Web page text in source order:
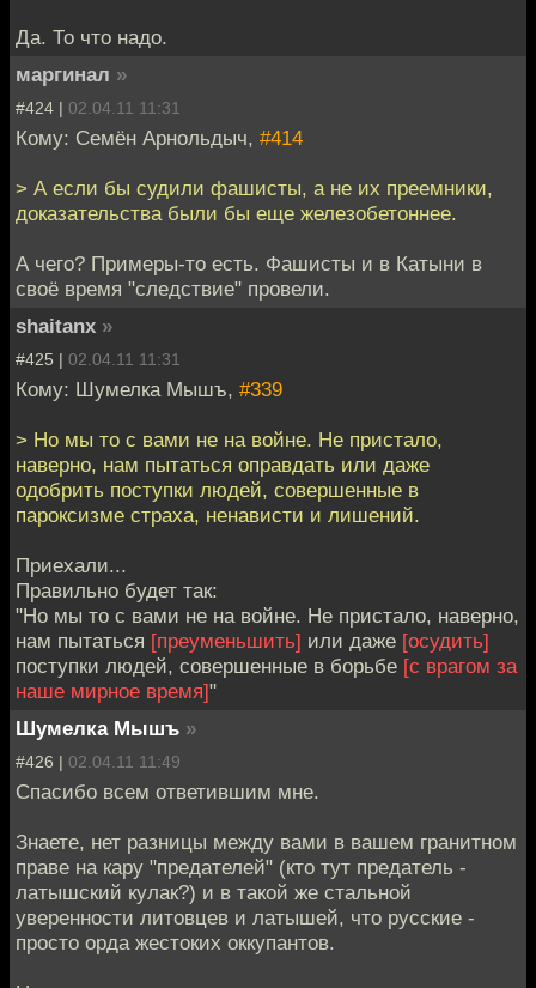
Да. То что надо.
маргинал »
#424 | 02.04.11 11:31
Кому: Семён Арнольдыч, #414
> А если бы судили фашисты, а не их преемники,
доказательства были бы еще железобетоннее.
А чего? Примеры-то есть. Фашисты и в Катыни в
своё время "следствие" провели.
shaitanx »
#425 | 02.04.11 11:31
Кому: Шумелка Мышъ, #339
> Но мы то с вами не на войне. Не пристало,
наверно, нам пытаться оправдать или даже
одобрить поступки людей, совершенные в
пароксизме страха, ненависти и лишений.
Приехали...
Правильно будет так:
"Но мы то с вами не на войне. Не пристало, наверно,
нам пытаться [преуменьшить] или даже [осудить]
поступки людей, совершенные в борьбе [с врагом за
наше мирное время]"
Шумелка Мышъ »
#426 | 02.04.11 11:49
Спасибо всем ответившим мне.
Знаете, нет разницы между вами в вашем гранитном
праве на кару "предателей" (кто тут предатель -
латышский кулак?) и в такой же стальной
уверенности литовцев и латышей, что русские -
просто орда жестоких оккупантов.